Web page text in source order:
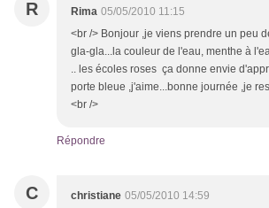
R Rima 05/05/2010 11:15
<br /> Bonjour ,je viens prendre un peu
gla-gla...la couleur de l'eau, menthe à
.. les écoles roses ça donne envie
porte bleue ,j'aime...bonne journée ,je
<br />
Répondre
C christiane 05/05/2010 14:59